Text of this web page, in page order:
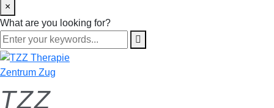
×
What are you looking for?
TZZ
Wingwave
Coaching